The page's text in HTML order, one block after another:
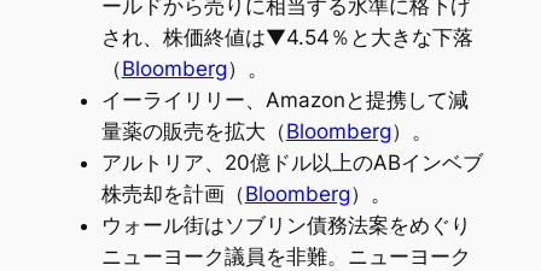
ールドから売りに相当する水準に格下げ
され、株価終値は▼4.54％と大きな下落
（Bloomberg）。
イーライリリー、Amazonと提携して減
量薬の販売を拡大（Bloomberg）。
アルトリア、20億ドル以上のABインベブ
株売却を計画（Bloomberg）。
ウォール街はソブリン債務法案をめぐり
ニューヨーク議員を非難。ニューヨーク